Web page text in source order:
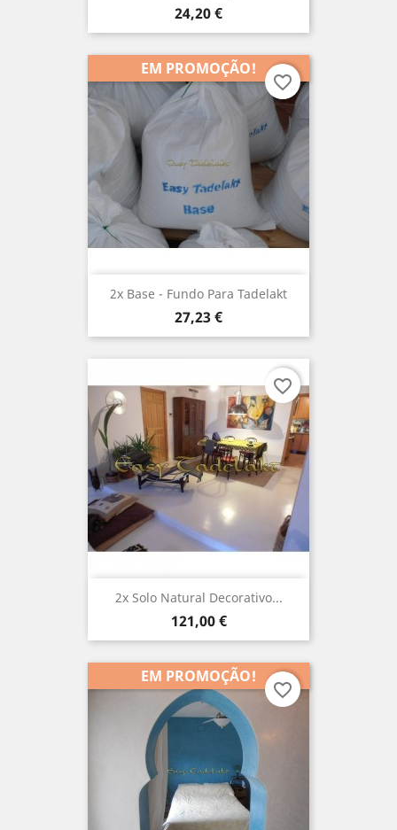
Preço
24,20 €
2x Base - Fundo Para Tadelakt
Preço
27,23 €
EM PROMOÇÃO!
favorite_border
2x Solo Natural Decorativo...
Preço
121,00 €
favorite_border
EM PROMOÇÃO!
favorite_border